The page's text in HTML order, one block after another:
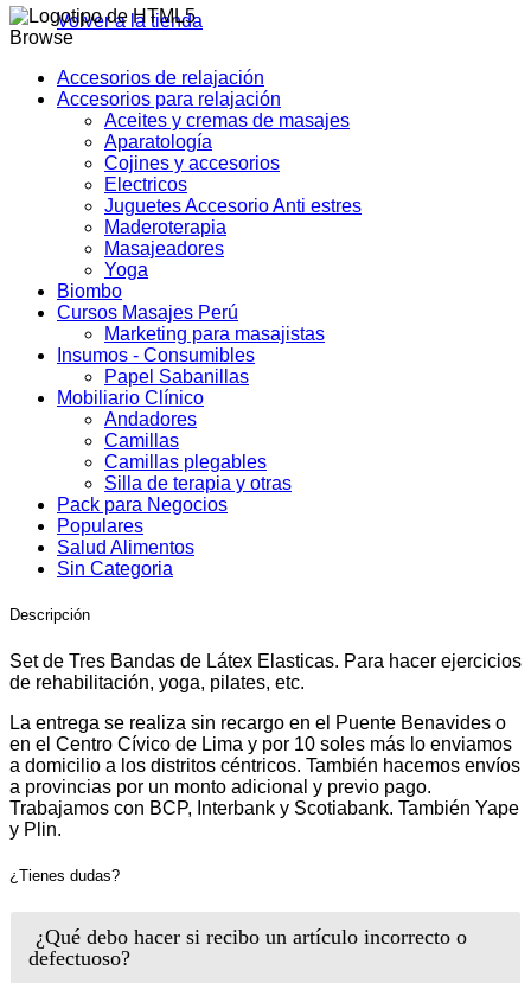
Volver a la tienda
de
3
Browse
Accesorios de relajación
Accesorios para relajación
Aceites y cremas de masajes
Aparatología
Cojines y accesorios
Electricos
Juguetes Accesorio Anti estres
Maderoterapia
Masajeadores
Yoga
Biombo
Cursos Masajes Perú
Marketing para masajistas
Insumos - Consumibles
Papel Sabanillas
Mobiliario Clínico
Andadores
Camillas
Camillas plegables
Silla de terapia y otras
Pack para Negocios
Populares
Salud Alimentos
Sin Categoria
Descripción
Set de Tres Bandas de Látex Elasticas. Para hacer ejercicios
de rehabilitación, yoga, pilates, etc.
La entrega se realiza sin recargo en el Puente Benavides o
en el Centro Cívico de Lima y por 10 soles más lo enviamos
a domicilio a los distritos céntricos. También hacemos envíos
a provincias por un monto adicional y previo pago.
Trabajamos con BCP, Interbank y Scotiabank. También Yape
y Plin.
¿Tienes dudas?
¿Qué debo hacer si recibo un artículo incorrecto o
defectuoso?